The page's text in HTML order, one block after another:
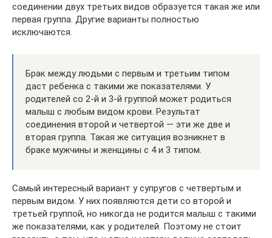
соединении двух третьих видов образуется такая же или
первая группа. Другие варианты полностью
исключаются.
Брак между людьми с первым и третьим типом
даст ребенка с такими же показателями. У
родителей со 2-й и 3-й группой может родиться
малыш с любым видом крови. Результат
соединения второй и четвертой — эти же две и
вторая группа. Такая же ситуация возникнет в
браке мужчины и женщины с 4 и 3 типом.
Самый интересный вариант у супругов с четвертым и
первым видом. У них появляются дети со второй и
третьей группой, но никогда не родится малыш с такими
же показателями, как у родителей. Поэтому не стоит